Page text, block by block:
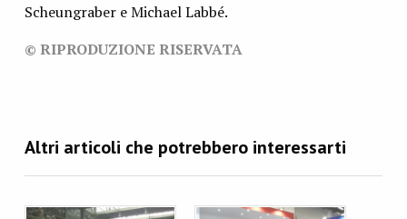
Scheungraber e Michael Labbé.
© RIPRODUZIONE RISERVATA